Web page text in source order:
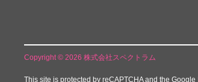
Copyright © 2026 株式会社スペクトラム
This site is protected by reCAPTCHA and the Google